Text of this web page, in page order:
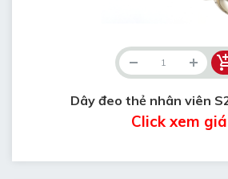
Dây đeo thẻ nhân viên
Click xem giá